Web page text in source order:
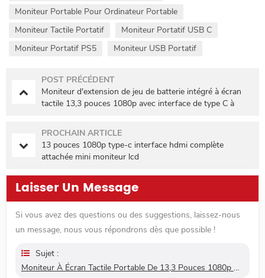
Moniteur Portable Pour Ordinateur Portable
Moniteur Tactile Portatif
Moniteur Portatif USB C
Moniteur Portatif PS5
Moniteur USB Portatif
POST PRÉCÉDENT
Moniteur d'extension de jeu de batterie intégré à écran
tactile 13,3 pouces 1080p avec interface de type C à
PROCHAIN ARTICLE
13 pouces 1080p type-c interface hdmi complète
attachée mini moniteur lcd
Laisser Un Message
Si vous avez des questions ou des suggestions, laissez-nous
un message, nous vous répondrons dès que possible !
Sujet :
Moniteur À Écran Tactile Portable De 13,3 Pouces 1080p Pour Ordinateur Portable PS5 Avec Entrées HDMI Et USB De Type C